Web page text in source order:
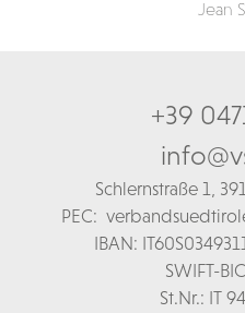
Jean
+39
Schlernstraße 1,
PEC:
IBAN:
SWIFT-
St.Nr.: IT